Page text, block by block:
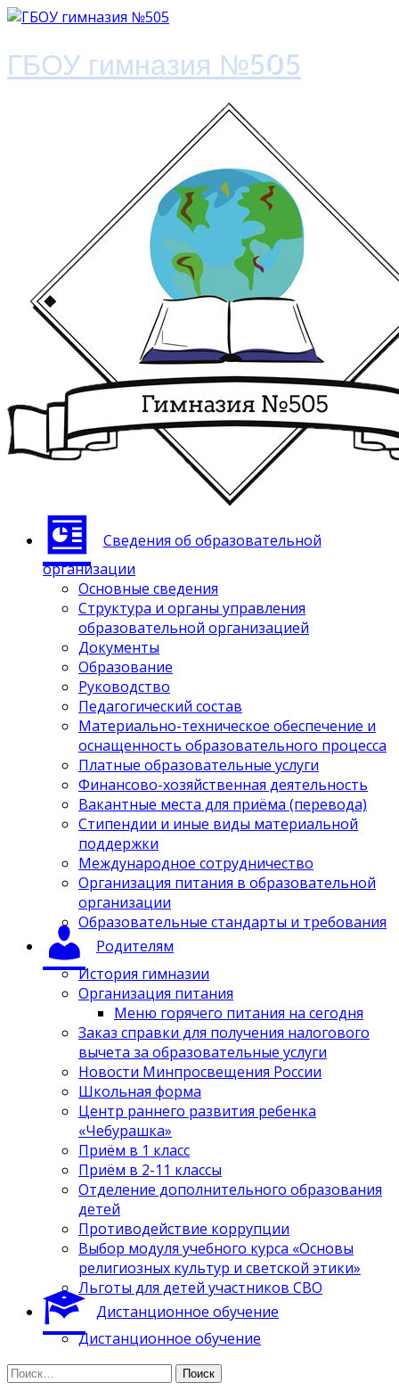
ГБОУ гимназия №505
Сведения об образовательной
организации
Основные сведения
Структура и органы управления
образовательной организацией
Документы
Образование
Руководство
Педагогический состав
Материально-техническое обеспечение и
оснащенность образовательного процесса
Платные образовательные услуги
Финансово-хозяйственная деятельность
Вакантные места для приёма (перевода)
Стипендии и иные виды материальной
поддержки
Международное сотрудничество
Организация питания в образовательной
организации
Образовательные стандарты и требования
Родителям
История гимназии
Организация питания
Меню горячего питания на сегодня
Заказ справки для получения налогового
вычета за образовательные услуги
Новости Минпросвещения России
Школьная форма
Центр раннего развития ребенка
«Чебурашка»
Приём в 1 класс
Приём в 2-11 классы
Отделение дополнительного образования
детей
Противодействие коррупции
Выбор модуля учебного курса «Основы
религиозных культур и светской этики»
Льготы для детей участников СВО
Дистанционное обучение
Дистанционное обучение
Найти: